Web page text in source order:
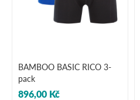
BAMBOO BASIC RICO 3-
pack
896,00 Kč